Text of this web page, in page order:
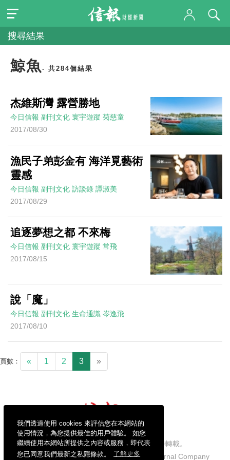
我們透過使用 cookies 來評估您在本網站的
使用情況，為您提供最佳的用戶體驗。 如您
繼續使用本網站所提供之內容或服務，即代表
您已同意我們最新之私隱條款。
了解更多
搜尋結果
鯨魚 - 共284個結果
杰維斯灣 露營勝地
今日信報 副刊文化 寰宇遊蹤 菊慈童
2017/08/30
漁民子弟彭金有 海洋覓藝術
靈感
今日信報 副刊文化 訪談錄 譚淑美
2017/08/29
追逐夢想之都 不來梅
今日信報 副刊文化 寰宇遊蹤 常飛
2017/08/15
說「魔」
今日信報 副刊文化 生命通識 岑逸飛
2017/08/10
頁數： « 1 2 3 »
信報財經新聞有限公司版權所有，不得轉載。
Copyright © 2026 Hong Kong Economic Journal Company